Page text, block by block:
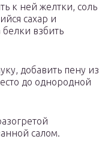
к ней желтки, соль
сахар и
взбить
добавить пену из
до однородной
салом.